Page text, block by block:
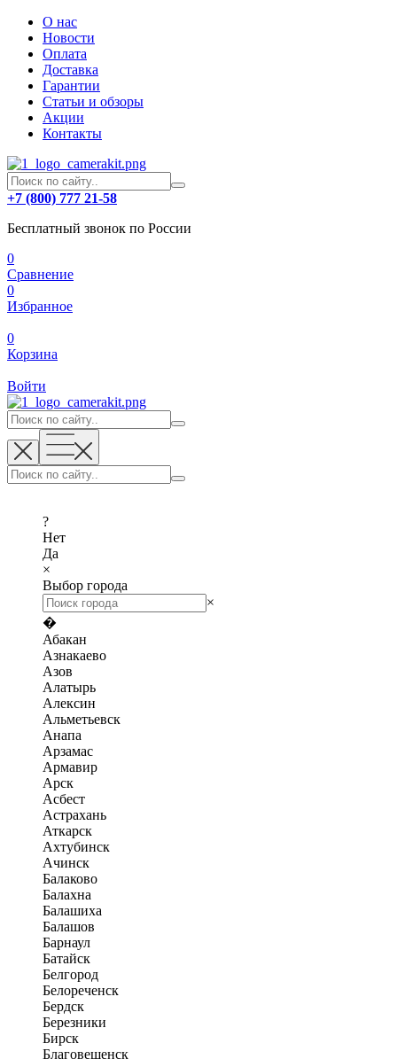
О нас
Новости
Оплата
Доставка
Гарантии
Статьи и обзоры
Акции
Контакты
+7 (800) 777 21-58
Бесплатный звонок по России
0
Сравнение
0
Избранное
0
Корзина
Войти
?
Нет
Да
×
Выбор города
×
�
Абакан
Азнакаево
Азов
Алатырь
Алексин
Альметьевск
Анапа
Арзамас
Армавир
Арск
Асбест
Астрахань
Аткарск
Ахтубинск
Ачинск
Балаково
Балахна
Балашиха
Балашов
Барнаул
Батайск
Белгород
Белореченск
Бердск
Березники
Бирск
Благовещенск